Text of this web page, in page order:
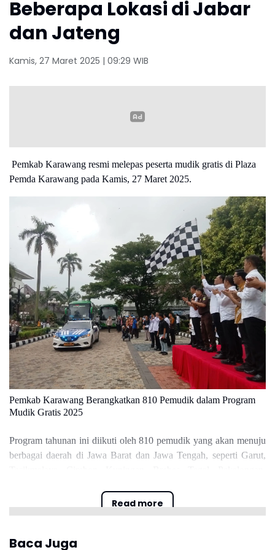
merugikan pihak mana pun.
“Perubahan dalam UU TNI ini memperkuat efektivitas tugas dan
mereka, baik dari jenjang bintara hingga perwira tinggi. Masa
pengabdian mereka juga diperpanjang, yang justru memberikan
Beberapa Lokasi di Jabar
dan Jateng
Kamis, 27 Maret 2025 | 09:29 WIB
Read more
Pemkab Karawang resmi melepas peserta mudik gratis di Plaza
Pemda Karawang pada Kamis, 27 Maret 2025.
Pemkab Karawang Berangkatkan 810 Pemudik dalam Program
Mudik Gratis 2025
Program tahunan ini diikuti oleh 810 pemudik yang akan menuju
berbagai daerah di Jawa Barat dan Jawa Tengah, seperti Garut,
Baca Juga